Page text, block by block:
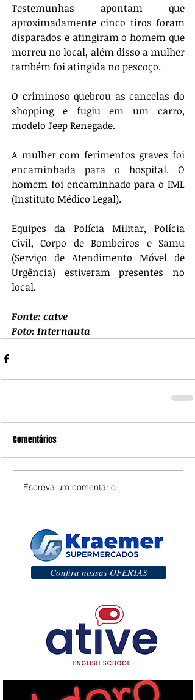
Testemunhas apontam que
aproximadamente cinco tiros foram
disparados e atingiram o homem que
morreu no local, além disso a mulher
também foi atingida no pescoço.
O criminoso quebrou as cancelas do
shopping e fugiu em um carro,
modelo Jeep Renegade.
A mulher com ferimentos graves foi
encaminhada para o hospital. O
homem foi encaminhado para o IML
(Instituto Médico Legal).
Equipes da Polícia Militar, Polícia
Civil, Corpo de Bombeiros e Samu
(Serviço de Atendimento Móvel de
Urgência) estiveram presentes no
local.
Fonte: catve
Foto: Internauta
Comentários
Escreva um comentário
Confira nossas OFERTAS